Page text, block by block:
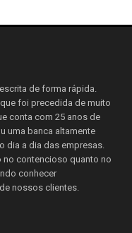
de forma rápida.
foi precedida de muito
conta com 25 anos de
uma banca altamente
dia a dia das empresas.
no contencioso quanto no
conhecer
nossos clientes.